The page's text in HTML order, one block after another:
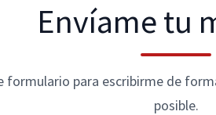
Envíame tu
formulario para escribirme de
posible.